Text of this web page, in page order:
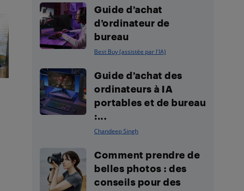
Guide d’achat
d’ordinateur de
bureau
Best Buy (assistée par l'IA)
Guide d’achat des
ordinateurs à IA
portables et de bureau
:...
Chandeep Singh
Comment prendre de
belles photos : des
conseils pour des